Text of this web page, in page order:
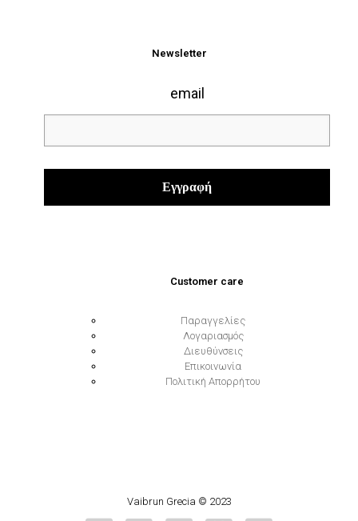
Newsletter
email
Customer care
Παραγγελίες
Λογαριασμός
Διευθύνσεις
Επικοινωνία
Πολιτική Απορρήτου
Vaibrun Grecia © 2023